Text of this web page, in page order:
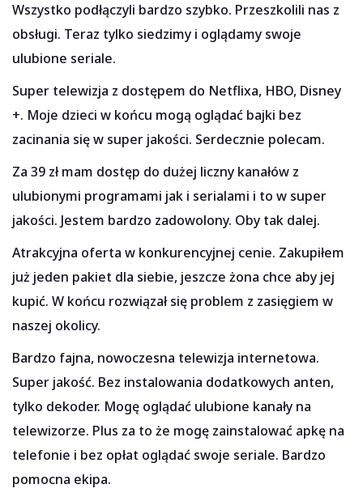
Wszystko podłączyli bardzo szybko. Przeszkolili nas z
obsługi. Teraz tylko siedzimy i oglądamy swoje
ulubione seriale.
Super telewizja z dostępem do Netflixa, HBO, Disney
+. Moje dzieci w końcu mogą oglądać bajki bez
zacinania się w super jakości. Serdecznie polecam.
Za 39 zł mam dostęp do dużej liczny kanałów z
ulubionymi programami jak i serialami i to w super
jakości. Jestem bardzo zadowolony. Oby tak dalej.
Atrakcyjna oferta w konkurencyjnej cenie. Zakupiłem
już jeden pakiet dla siebie, jeszcze żona chce aby jej
kupić. W końcu rozwiązał się problem z zasięgiem w
naszej okolicy.
Bardzo fajna, nowoczesna telewizja internetowa.
Super jakość. Bez instalowania dodatkowych anten,
tylko dekoder. Mogę oglądać ulubione kanały na
telewizorze. Plus za to że mogę zainstalować apkę na
telefonie i bez opłat oglądać swoje seriale. Bardzo
pomocna ekipa.